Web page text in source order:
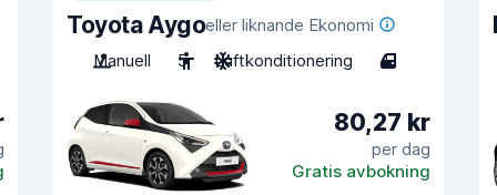
Toyota Aygoeller liknande Ekonomi
Manuell
5 Luftkonditionering 4
80,27 kr
per dag
Gratis avbokning